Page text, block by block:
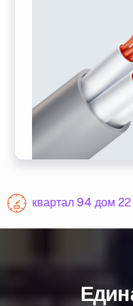
квартал 94 дом